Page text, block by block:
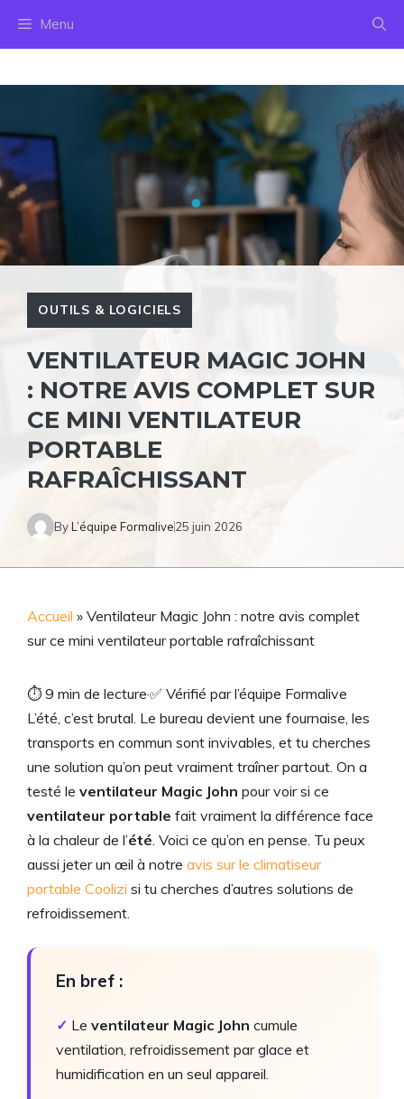
Menu
OUTILS & LOGICIELS
VENTILATEUR MAGIC JOHN
: NOTRE AVIS COMPLET SUR
CE MINI VENTILATEUR
PORTABLE
RAFRAÎCHISSANT
ByL’équipe Formalive25 juin 2026
Accueil » Ventilateur Magic John : notre avis complet
sur ce mini ventilateur portable rafraîchissant
⏱ 9 min de lecture·✅ Vérifié par l’équipe Formalive
L’été, c’est brutal. Le bureau devient une fournaise, les
transports en commun sont invivables, et tu cherches
une solution qu’on peut vraiment traîner partout. On a
testé le ventilateur Magic John pour voir si ce
ventilateur portable fait vraiment la différence face
à la chaleur de l’été. Voici ce qu’on en pense. Tu peux
aussi jeter un œil à notre avis sur le climatiseur
portable Coolizi si tu cherches d’autres solutions de
refroidissement.
En bref :
✓ Le ventilateur Magic John cumule
ventilation, refroidissement par glace et
humidification en un seul appareil.